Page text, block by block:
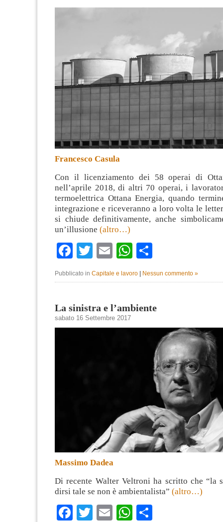
Francesco Casula
Con il licenziamento dei 58 operai di
nell’aprile 2018, di altri 70 operai, i
termoelettrica Ottana Energia, quando
integrazione e riceveranno a loro volta le
si chiude definitivamente, anche
un’illusione (altro…)
Facebook
TwitterEmailWhatsApp
Pubblicato in Capitale e lavoro | Nessun commento »
La sinistra e l’ambiente
sabato 16 Settembre 2017
Massimo Dadea
Di recente Walter Veltroni ha scritto che “la
dirsi tale se non è ambientalista” (altro…)
Facebook
Twitter
EmailWhatsApp